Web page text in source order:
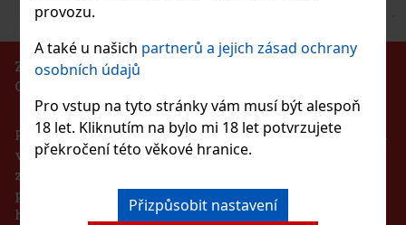
provozu.
A také u našich partnerů a jejich zásad ochrany
osobních údajů
Pro vstup na tyto stránky vám musí být alespoň
18 let. Kliknutím na bylo mi 18 let potvrzujete
překročení této věkové hranice.
Přizpůsobit nastavení
ZÁKAZ PRODEJE ALKOHOLICKÝCH NÁPOJŮ
OSOBÁM MLADŠÍM 18 LET!!!
Podle zákona o evidenci tržeb je prodávající povinen
vystavit kupujícímu účtenku. Zároveň je povinen
zaevidovat přijatou tržbu u správce daně online v
případě technického výpadku pak nejpozději do 48
hodin.